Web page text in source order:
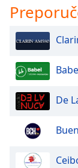
Background
Opacity
Font
Size
De